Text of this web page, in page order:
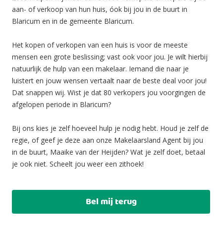
aan- of verkoop van hun huis, óok bij jou in de buurt in
Blaricum en in de gemeente Blaricum.
Het kopen of verkopen van een huis is voor de meeste
mensen een grote beslissing; vast ook voor jou. Je wilt hierbij
natuurlijk de hulp van een makelaar. Iemand die naar je
luistert en jouw wensen vertaalt naar de beste deal voor jou!
Dat snappen wij. Wist je dat 80 verkopers jou voorgingen de
afgelopen periode in Blaricum?
Bij ons kies je zelf hoeveel hulp je nodig hebt. Houd je zelf de
regie, of geef je deze aan onze Makelaarsland Agent bij jou
in de buurt, Maaike van der Heijden? Wat je zelf doet, betaal
je ook niet. Scheelt jou weer een zithoek!
Bel mij terug